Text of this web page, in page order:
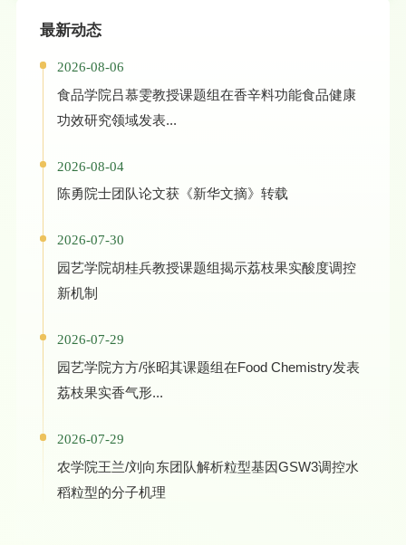
最新动态
2026-08-06
食品学院吕慕雯教授课题组在香辛料功能食品健康
功效研究领域发表...
2026-08-04
陈勇院士团队论文获《新华文摘》转载
2026-07-30
园艺学院胡桂兵教授课题组揭示荔枝果实酸度调控
新机制
2026-07-29
园艺学院方方/张昭其课题组在Food Chemistry发表
荔枝果实香气形...
2026-07-29
农学院王兰/刘向东团队解析粒型基因GSW3调控水
稻粒型的分子机理